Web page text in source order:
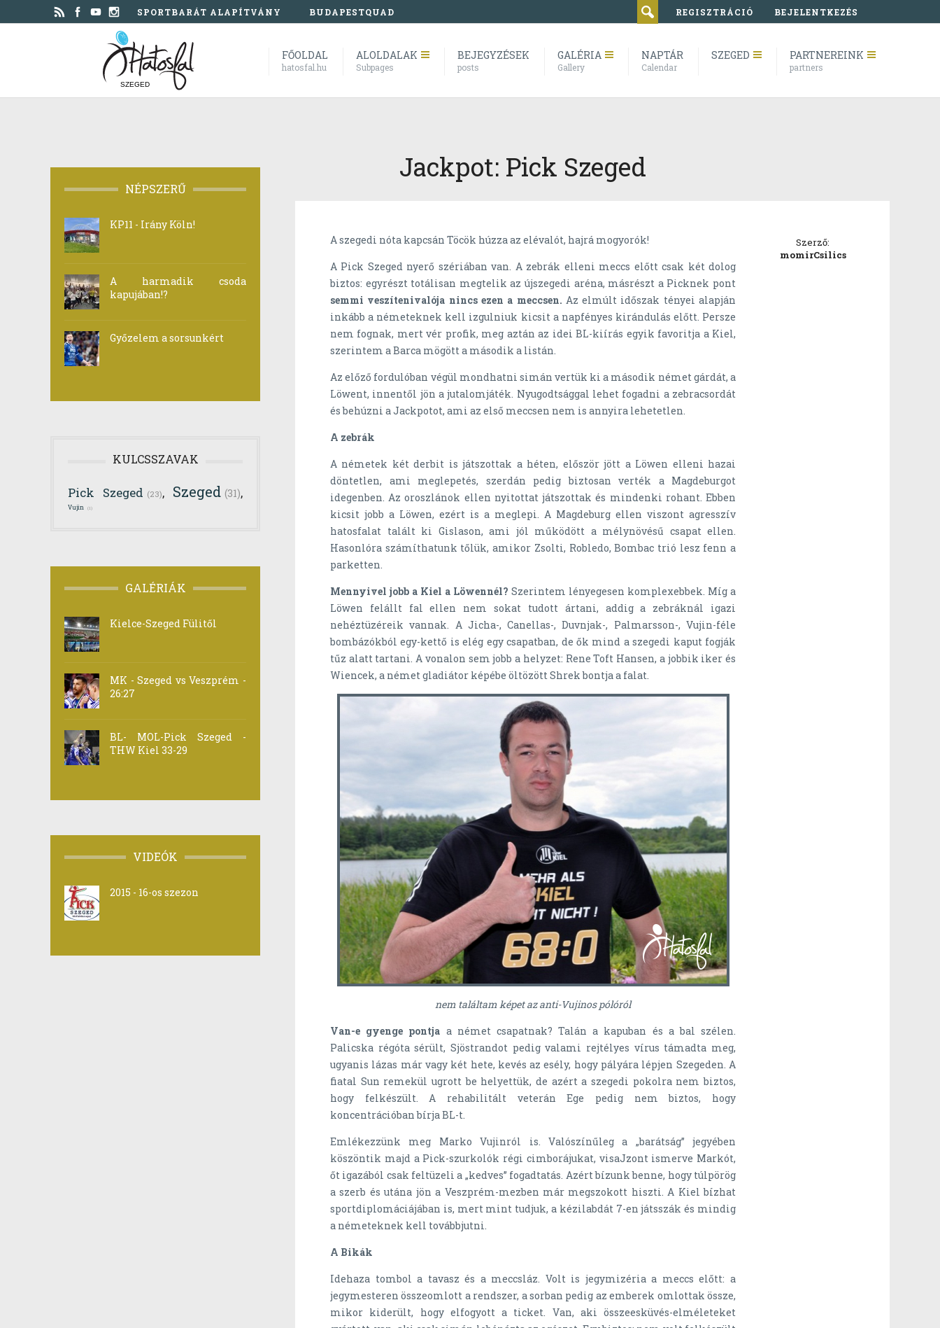
SPORTBARÁT ALAPÍTVÁNY BUDAPESTQUAD REGISZTRÁCIÓ BEJELENTKEZÉS
SZEGED
FŐOLDAL
hatosfal.hu
ALOLDALAK
Subpages
BEJEGYZÉSEK
posts
GALÉRIA
Gallery
NAPTÁR
Calendar
SZEGED PARTNEREINK
partners
Jackpot: Pick Szeged
A szegedi nóta kapcsán Töcök húzza az elévalót, hajrá mogyorók!
A Pick Szeged nyerő szériában van. A zebrák elleni meccs előtt csak két dolog
biztos: egyrészt totálisan megtelik az újszegedi aréna, másrészt a Picknek pont
semmi veszítenivalója nincs ezen a meccsen. Az elmúlt időszak tényei alapján
inkább a németeknek kell izgulniuk kicsit a napfényes kirándulás előtt. Persze
nem fognak, mert vér profik, meg aztán az idei BL-kiírás egyik favoritja a Kiel,
szerintem a Barca mögött a második a listán.
Az előző fordulóban végül mondhatni simán vertük ki a második német gárdát, a
Löwent, innentől jön a jutalomjáték. Nyugodtsággal lehet fogadni a zebracsordát
és behúzni a Jackpotot, ami az első meccsen nem is annyira lehetetlen.
A zebrák
A németek két derbit is játszottak a héten, először jött a Löwen elleni hazai
döntetlen, ami meglepetés, szerdán pedig biztosan verték a Magdeburgot
idegenben. Az oroszlánok ellen nyitottat játszottak és mindenki rohant. Ebben
kicsit jobb a Löwen, ezért is a meglepi. A Magdeburg ellen viszont agresszív
hatosfalat talált ki Gislason, ami jól működött a mélynövésű csapat ellen.
Hasonlóra számíthatunk tőlük, amikor Zsolti, Robledo, Bombac trió lesz fenn a
parketten.
Mennyivel jobb a Kiel a Löwennél? Szerintem lényegesen komplexebbek. Míg a
Löwen felállt fal ellen nem sokat tudott ártani, addig a zebráknál igazi
nehéztüzéreik vannak. A Jicha-, Canellas-, Duvnjak-, Palmarsson-, Vujin-féle
bombázókból egy-kettő is elég egy csapatban, de ők mind a szegedi kaput fogják
tűz alatt tartani. A vonalon sem jobb a helyzet: Rene Toft Hansen, a jobbik iker és
Wiencek, a német gladiátor képébe öltözött Shrek bontja a falat.
nem találtam képet az anti-Vujinos pólóról
Van-e gyenge pontja a német csapatnak? Talán a kapuban és a bal szélen.
Palicska régóta sérült, Sjöstrandot pedig valami rejtélyes vírus támadta meg,
ugyanis lázas már vagy két hete, kevés az esély, hogy pályára lépjen Szegeden. A
fiatal Sun remekül ugrott be helyettük, de azért a szegedi pokolra nem biztos,
hogy felkészült. A rehabilitált veterán Ege pedig nem biztos, hogy
koncentrációban bírja BL-t.
Emlékezzünk meg Marko Vujinról is. Valószínűleg a „barátság” jegyében
köszöntik majd a Pick-szurkolók régi cimborájukat, visaJzont ismerve Markót,
őt igazából csak feltüzeli a „kedves” fogadtatás. Azért bízunk benne, hogy túlpörög
a szerb és utána jön a Veszprém-mezben már megszokott hiszti. A Kiel bízhat
sportdiplomáciájában is, mert mint tudjuk, a kézilabdát 7-en játsszák és mindig
a németeknek kell továbbjutni.
A Bikák
Idehaza tombol a tavasz és a meccsláz. Volt is jegymizéria a meccs előtt: a
jegymesteren összeomlott a rendszer, a sorban pedig az emberek omlottak össze,
mikor kiderült, hogy elfogyott a ticket. Van, aki összeesküvés-elméleteket
Szerző:
momirCsilics
NÉPSZERŰ
KP11 - Irány Köln!
A harmadik csoda
kapujában!?
Győzelem a sorsunkért
KULCSSZAVAK
Pick Szeged (23), Szeged (31),
Vujin (1)
GALÉRIÁK
Kielce-Szeged Fülitől
MK - Szeged vs Veszprém -
26:27
BL- MOL-Pick Szeged -
THW Kiel 33-29
VIDEÓK
2015 - 16-os szezon